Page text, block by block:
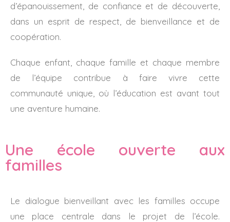
d’épanouissement, de confiance et de découverte,
dans un esprit de respect, de bienveillance et de
coopération.
Chaque enfant, chaque famille et chaque membre
de l’équipe contribue à faire vivre cette
communauté unique, où l’éducation est avant tout
une aventure humaine.
Une école ouverte aux
familles
Le dialogue bienveillant avec les familles occupe
une place centrale dans le projet de l’école.